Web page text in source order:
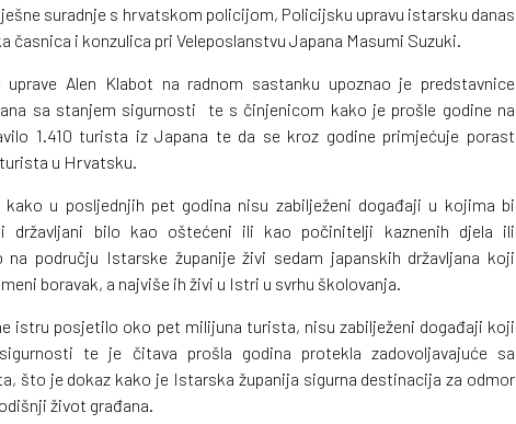
suradnje s hrvatskom policijom, Policijsku upravu istarsku danas
časnica i konzulica pri Veleposlanstvu Japana Masumi Suzuki.
uprave Alen Klabot na radnom sastanku upoznao je predstavnice
sa stanjem sigurnosti te s činjenicom kako je prošle godine na
1.410 turista iz Japana te da se kroz godine primjećuje porast
u Hrvatsku.
u posljednjih pet godina nisu zabilježeni događaji u kojima bi
državljani bilo kao oštećeni ili kao počinitelji kaznenih djela ili
na području Istarske županije živi sedam japanskih državljana koji
boravak, a najviše ih živi u Istri u svrhu školovanja.
istru posjetilo oko pet milijuna turista, nisu zabilježeni događaji koji
te je čitava prošla godina protekla zadovoljavajuće sa
što je dokaz kako je Istarska županija sigurna destinacija za odmor
život građana.